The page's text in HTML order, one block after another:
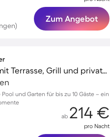
Zum Angebot
Voll ausgestattete Villa mit Terrasse, Grill und privatem Pool | Haustiere erlaubt
und Garten für bis zu 10 Gäste – ein
ab 214 €
pro Nacht